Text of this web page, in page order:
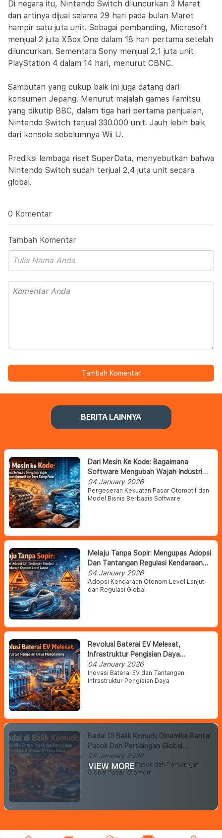
Di negara itu, Nintendo Switch diluncurkan 3 Maret
dan artinya dijual selama 29 hari pada bulan Maret
hampir satu juta unit. Sebagai pembanding, Microsoft
menjual 2 juta XBox One dalam 18 hari pertama setelah
diluncurkan. Sementara Sony menjual 2,1 juta unit
PlayStation 4 dalam 14 hari, menurut CBNC.
Sambutan yang cukup baik ini juga datang dari
konsumen Jepang. Menurut majalah games Famitsu
yang dikutip BBC, dalam tiga hari pertama penjualan,
Nintendo Switch terjual 330.000 unit. Jauh lebih baik
dari konsole sebelumnya Wii U.
Prediksi lembaga riset SuperData, menyebutkan bahwa
Nintendo Switch sudah terjual 2,4 juta unit secara
global.
0 Komentar
Tambah Komentar
Tambah Komentar
BERITA LAINNYA
Dari Mesin Ke Kode: Bagaimana
Software Mengubah Wajah Industri
Otomotif Dan Daya Saing Pasar
04 January 2026
Pergeseran Kekuatan Pasar Otomotif dan
Model Bisnis Berbasis Software
Melaju Tanpa Sopir: Mengupas Adopsi
Dan Tantangan Regulasi Kendaraan
Otonom Level Lanjut
04 January 2026
Adopsi Kendaraan Otonom Level Lanjut
dan Regulasi Global
Revolusi Baterai EV Melesat,
Infrastruktur Pengisian Daya
Menghadang
04 January 2026
Inovasi Baterai EV dan Tantangan
Infrastruktur Pengisian Daya
Badai Di Balik Kemudi: Dinamika Rantai
Pasok Dan Persaingan Global
Otomotif Makin Panas
03 January 2026
Dinamika Rantai Pasok dan Persaingan
Global Pasar Otomotif
VIEW MORE